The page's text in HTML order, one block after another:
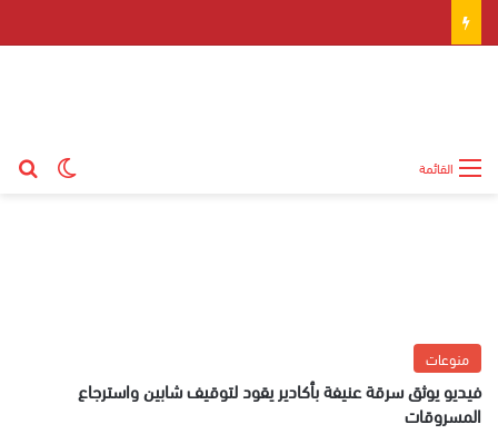
القائمة
منوعات
فيديو يوثق سرقة عنيفة بأكادير يقود لتوقيف شابين واسترجاع
المسروقات